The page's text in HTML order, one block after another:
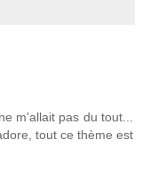
m'allait pas du tout...
tout ce thème est